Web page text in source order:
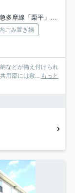
摩線「栗平」駅 徒歩53分
ごみ置き場
などが備え付けられ
用部には敷... もっと